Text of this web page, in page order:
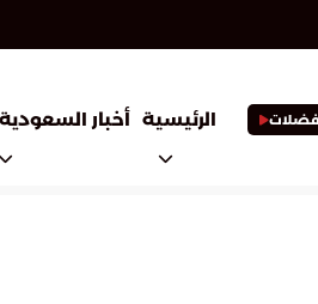
الرئيسية أخبار السعودية